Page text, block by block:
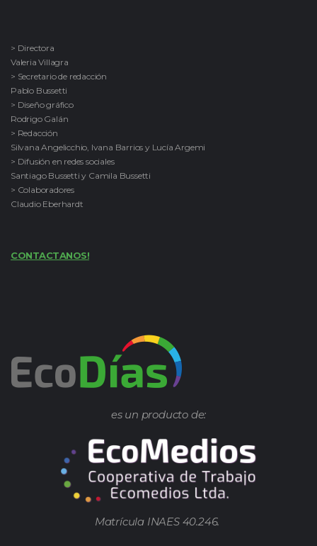
> Directora
Valeria Villagra
> Secretario de redacción
Pablo Bussetti
> Diseño gráfico
Rodrigo Galán
> Redacción
Silvana Angelicchio, Ivana Barrios y Lucía Argemi
> Difusión en redes sociales
Santiago Bussetti y Camila Bussetti
> Colaboradores
Claudio Eberhardt
CONTACTANOS!
es un producto de:
Matrícula INAES 40.246.